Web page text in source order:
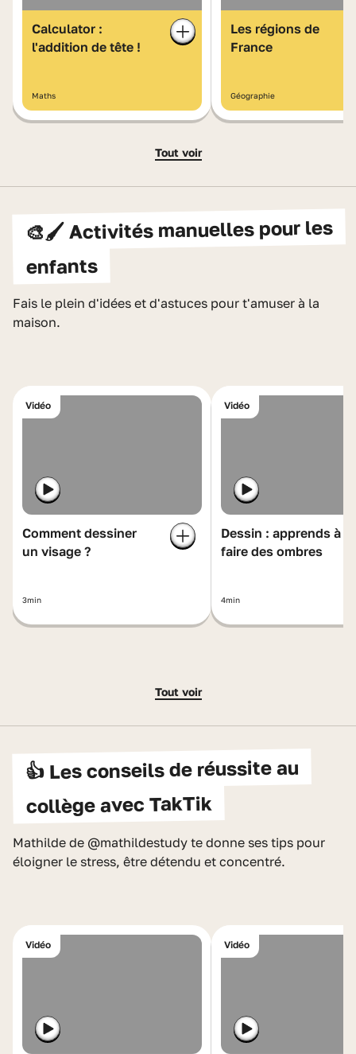
Calculator :
l'addition de tête !
Maths
Les régions de
France
Géographie
Tout voir
🎨🖌️ Activités manuelles pour les
enfants
Fais le plein d'idées et d'astuces pour t'amuser à la
maison.
Vidéo
Comment dessiner
un visage ?
3min
Vidéo
Dessin : apprends à
faire des ombres
4min
Tout voir
👍 Les conseils de réussite au
collège avec TakTik
Mathilde de @mathildestudy te donne ses tips pour
éloigner le stress, être détendu et concentré.
Vidéo Vidéo